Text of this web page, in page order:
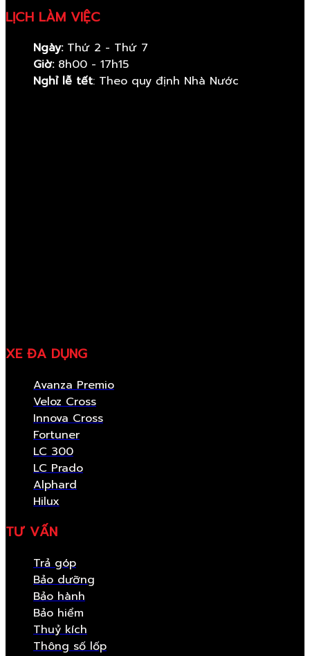
LỊCH LÀM VIỆC
Ngày:Thứ 2 - Thứ 7
Giờ:8h00 - 17h15
Nghỉ lễ tết: Theo quy định Nhà Nước
XE ĐA DỤNG
Avanza Premio
Veloz Cross
Innova Cross
Fortuner
LC 300
LC Prado
Alphard
Hilux
TƯ VẤN
Trả góp
Bảo dưỡng
Bảo hành
Bảo hiểm
Thuỷ kích
Thông số lốp